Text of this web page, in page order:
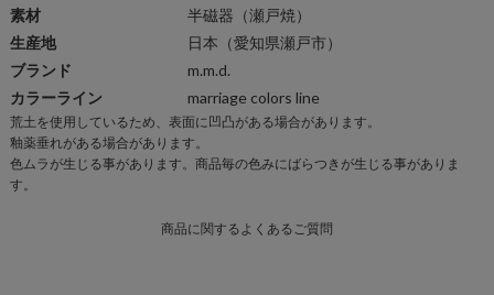
素材 半磁器 （瀬戸焼）
生産地
日本（愛知県瀬戸市）
ブランド
m.m.d.
カラーライン
marriage colors line
商
品
仕
荒土を使用しているため、表面に凹凸がある場合があります。
釉薬垂れがある場合があります。
色ムラが生じる事があります。商品毎の色みにばらつきが生じる事がありま
す。
商品に関するよくあるご質問